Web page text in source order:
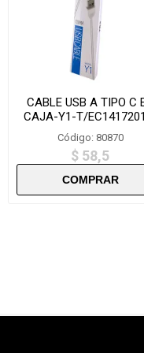
CABLE USB A TIPO C
CAJA-Y1-T/
Código: 80870
$ 58,5